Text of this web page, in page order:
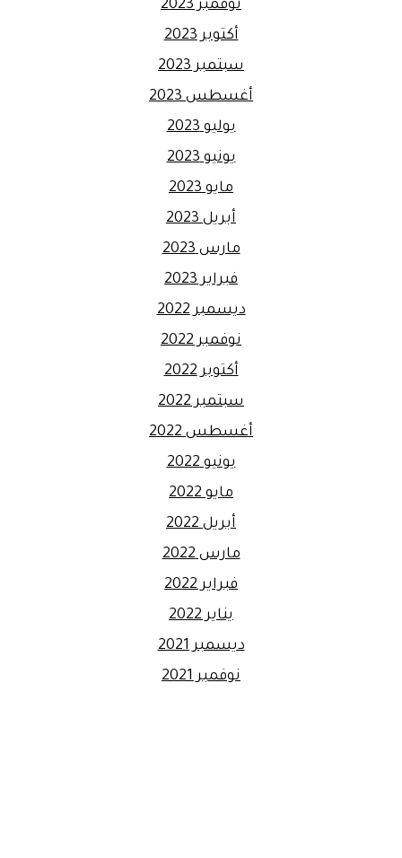
نوفمبر 2023
أكتوبر 2023
سبتمبر 2023
أغسطس 2023
يوليو 2023
يونيو 2023
مايو 2023
أبريل 2023
مارس 2023
فبراير 2023
ديسمبر 2022
نوفمبر 2022
أكتوبر 2022
سبتمبر 2022
أغسطس 2022
يونيو 2022
مايو 2022
أبريل 2022
مارس 2022
فبراير 2022
يناير 2022
ديسمبر 2021
نوفمبر 2021